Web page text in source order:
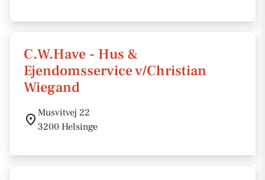
C.W.Have - Hus &
Ejendomsservice v/Christian
Wiegand
Musvitvej 22
3200 Helsinge